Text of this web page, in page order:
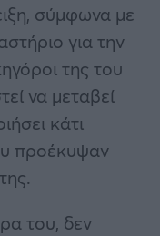
σύμφωνα με
για την
της του
να μεταβεί
κάτι
προέκυψαν
του, δεν